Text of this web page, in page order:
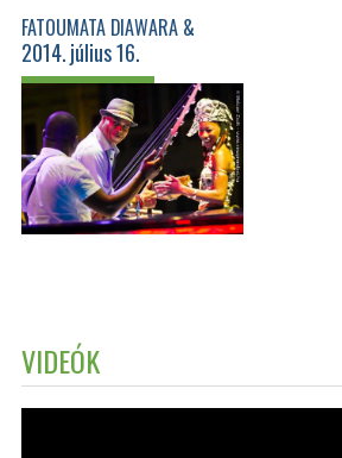
FATOUMATA DIAWARA &
ROBERTO FONSECA
2014. július 16.
VIDEÓK